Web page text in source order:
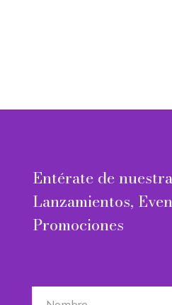
Entérate de
Lanzamientos,
Promociones